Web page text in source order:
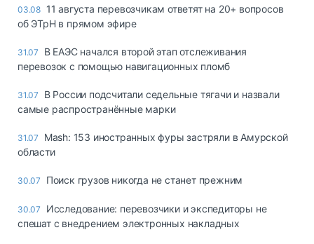
03.08 11 августа перевозчикам ответят на 20+ вопросов
об ЭТрН в прямом эфире
31.07
В ЕАЭС начался второй этап отслеживания
перевозок с помощью навигационных пломб
31.07
В России подсчитали седельные тягачи и назвали
самые распространённые марки
31.07
Mash: 153 иностранных фуры застряли в Амурской
области
30.07 Поиск грузов никогда не станет прежним
30.07
Исследование: перевозчики и экспедиторы не
спешат с внедрением электронных накладных